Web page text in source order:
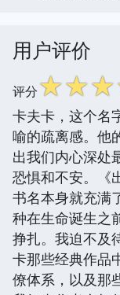
用户评价
评分☆☆☆
卡夫卡，这个名
喻的疏离感。他
出我们内心深处
恐惧和不安。《
书名本身就充满
种在生命诞生之
挣扎。我迫不及
卡那些经典作品
僚体系，以及那